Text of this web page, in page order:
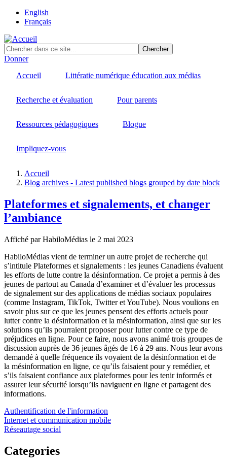
Skip
content
English
Français
Donner
Accueil
Littératie numérique éducation aux médias
Recherche et évaluation Pour parents
Ressources pédagogiques Blogue
Impliquez-vous
Fil
d'Ariane
Accueil
Blog archives - Latest published blogs grouped by date block
Plateformes et signalements, et changer
l’ambiance
Affiché parHabiloMédias le 2 mai 2023
HabiloMédias vient de terminer un autre projet de recherche qui
s’intitule Plateformes et signalements : les jeunes Canadiens évaluent
les efforts de lutte contre la désinformation. Ce projet a permis à des
jeunes de partout au Canada d’examiner et d’évaluer les processus
de signalement sur des applications de médias sociaux populaires
(comme Instagram, TikTok, Twitter et YouTube). Nous voulions en
savoir plus sur ce que les jeunes pensent des efforts actuels pour
lutter contre la désinformation et la mésinformation, ainsi que sur les
solutions qu’ils pourraient proposer pour lutter contre ce type de
préjudices en ligne. Pour ce faire, nous avons animé trois groupes de
discussion auprès de 36 jeunes âgés de 16 à 29 ans. Nous leur avons
demandé à quelle fréquence ils voyaient de la désinformation et de
la mésinformation en ligne, ce qu’ils faisaient pour y remédier, et
s’ils faisaient confiance aux plateformes pour les tenir informés et
assurer leur sécurité lorsqu’ils naviguent en ligne et partagent des
informations.
Authentification de l'information
Internet et communication mobile
Réseautage social
Categories